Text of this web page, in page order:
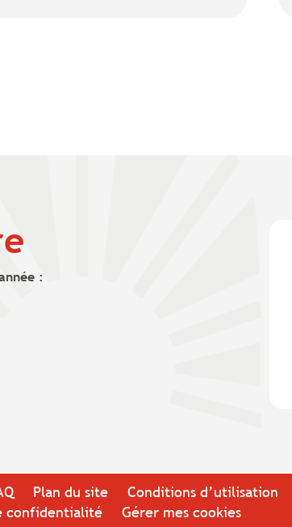
:
Plan du site
Conditions d’utilisation
confidentialité
Gérer mes cookies